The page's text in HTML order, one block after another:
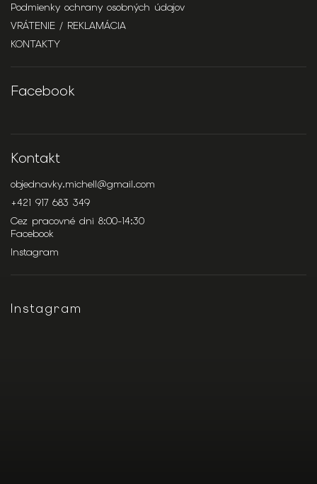
Podmienky ochrany osobných údajov
VRÁTENIE / REKLAMÁCIA
KONTAKTY
Facebook
Kontakt
objednavky.michell@gmail.com
+421 917 683 349
Cez pracovné dni 8:00-14:30
Facebook
Instagram
Instagram